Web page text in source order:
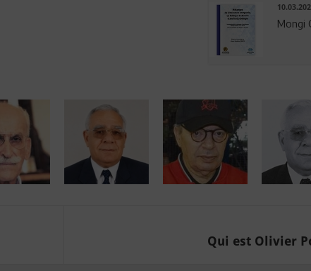
Mongi
Qui est Olivier